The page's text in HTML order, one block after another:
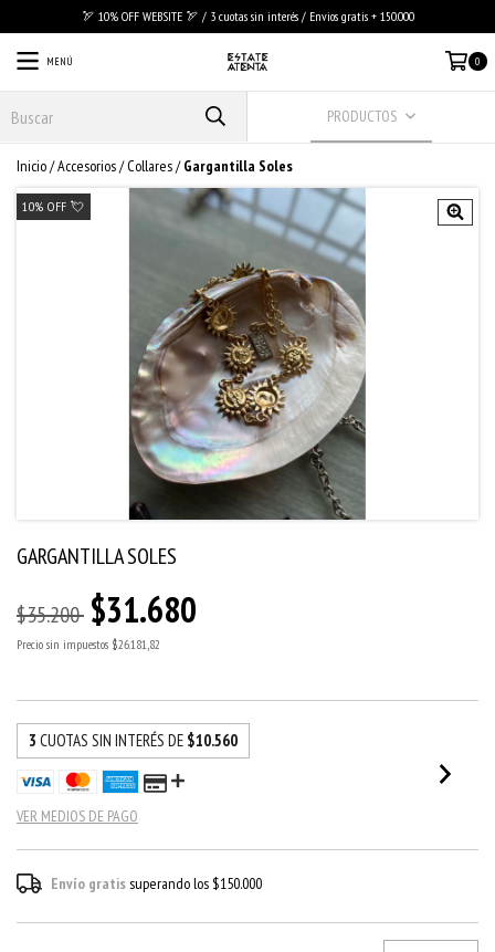
🏹 10% OFF WEBSITE 🏹 / 3 cuotas sin interés / Envios gratis + 150.000
MENÚ 0
PRODUCTOS
Inicio/Accesorios/ Collares/ Gargantilla Soles
10% OFF 💘
GARGANTILLA SOLES
$35.200 $31.680
Precio sin impuestos $26.181,82
3 CUOTAS SIN INTERÉS DE $10.560
VER MEDIOS DE PAGO
Envío gratissuperando los $150.000